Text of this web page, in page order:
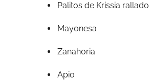
Palitos de Krissia rallado
Mayonesa
Zanahoria
Apio